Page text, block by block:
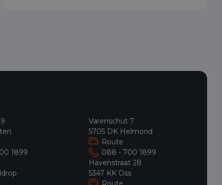
1899
Varenschut 7
5705 DK Helmond
Route
088 - 700 1899
Havenstraat 28
5347 KK Oss